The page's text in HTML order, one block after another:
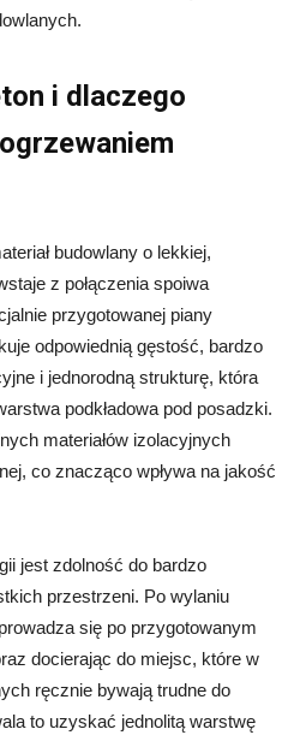
i dlaczego
budowlany o lekkiej,
z połączenia spoiwa
przygotowanej piany
odpowiednią gęstość, bardzo
i jednorodną strukturę, która
podkładowa pod posadzki.
materiałów izolacyjnych
co znacząco wpływa na jakość
jest zdolność do bardzo
przestrzeni. Po wylaniu
się po przygotowanym
docierając do miejsc, które w
ręcznie bywają trudne do
to uzyskać jednolitą warstwę